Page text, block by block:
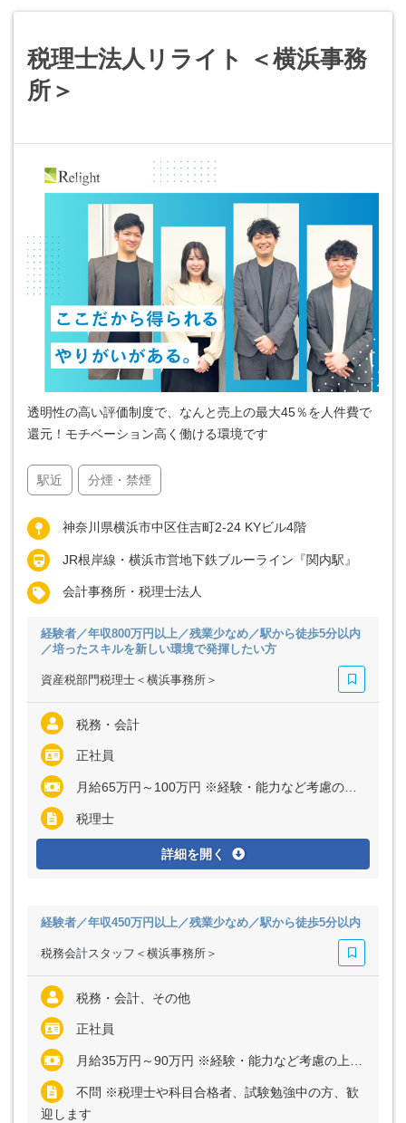
税理士法人リライト ＜横浜事務
所＞
透明性の高い評価制度で、なんと売上の最大45％を人件費で
還元！モチベーション高く働ける環境です
駅近 分煙・禁煙
神奈川県横浜市中区住吉町2-24 KYビル4階
JR根岸線・横浜市営地下鉄ブルーライン『関内駅』
会計事務所・税理士法人
経験者／年収800万円以上／残業少なめ／駅から徒歩5分以内
／培ったスキルを新しい環境で発揮したい方
資産税部門税理士＜横浜事務所＞
税務・会計
正社員
月給65万円～100万円 ※経験・能力など考慮の上、決定いたします ※上記に固定残業代（月32時間分＝13万円～20万円）を含む ※超過分は別途全額支給
税理士
詳細を開く
経験者／年収450万円以上／残業少なめ／駅から徒歩5分以内
税務会計スタッフ＜横浜事務所＞
税務・会計、その他
正社員
月給35万円～90万円 ※経験・能力など考慮の上、決定いたします ※上記に固定残業代（月32時間分＝6万6160円～17万6000円）を含む ※超過分は別途全額支給
不問 ※税理士や科目合格者、試験勉強中の方、歓
迎します